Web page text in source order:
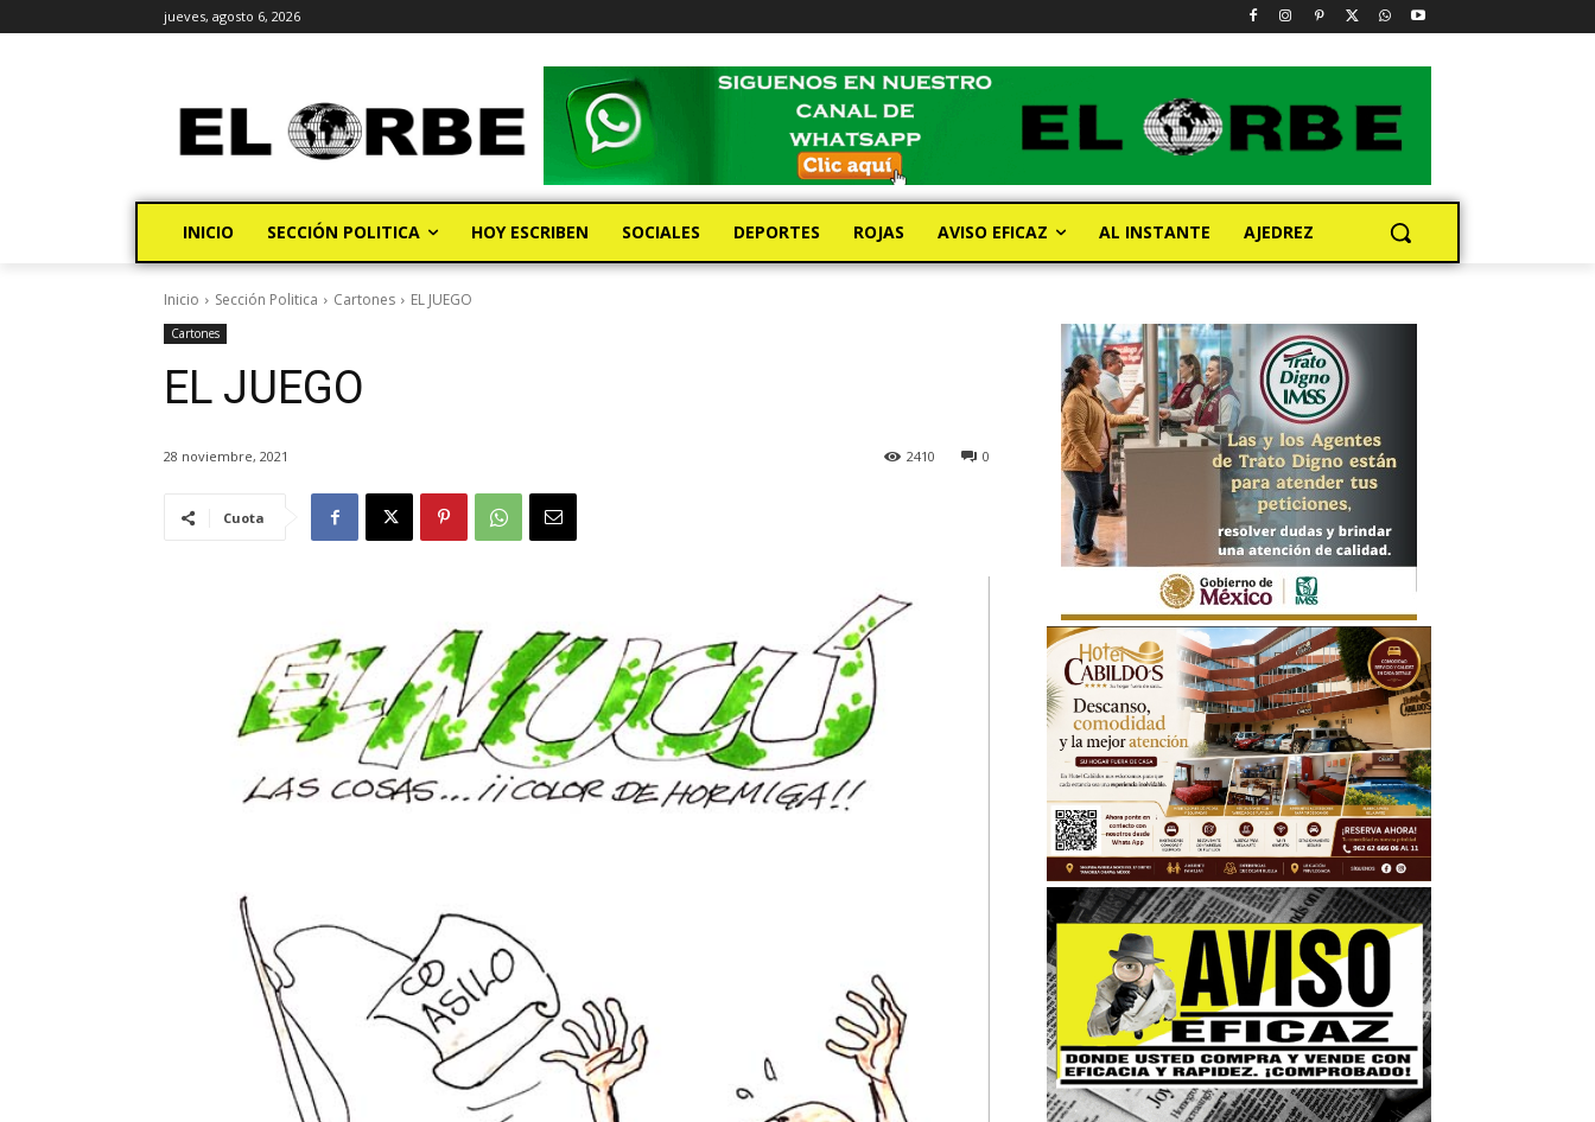
jueves, agosto 6, 2026
INICIO SECCIÓN POLITICA HOY ESCRIBEN SOCIALES DEPORTES ROJAS AVISO EFICAZ AL INSTANTE AJEDREZ
Inicio Sección Politica Cartones EL JUEGO
Cartones
EL JUEGO
28 noviembre, 2021 0
2410
Cuota